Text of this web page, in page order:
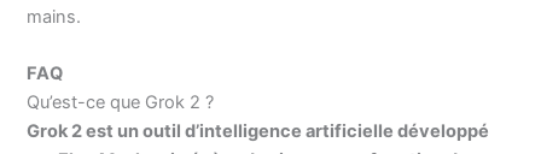
mains.
FAQ
Qu’est-ce que Grok 2 ?
Grok 2 est un outil d’intelligence artificielle développé